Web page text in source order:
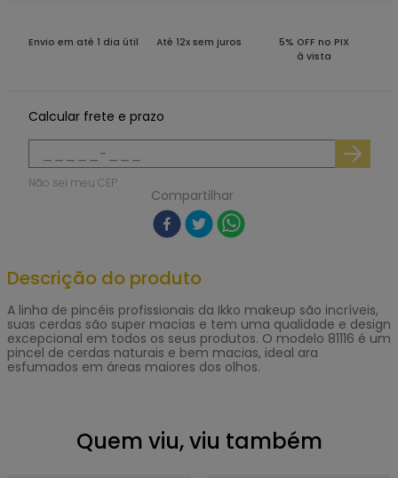
Envio em até 1 dia útil Até 12x sem juros
5% OFF no PIX
à vista
Calcular frete e prazo
Não sei meu CEP
Compartilhar
Descrição do produto
A linha de pincéis profissionais da Ikko makeup são incríveis,
suas cerdas são super macias e tem uma qualidade e design
excepcional em todos os seus produtos. O modelo 81116 é um
pincel de cerdas naturais e bem macias, ideal ara
esfumados em áreas maiores dos olhos.
Quem viu, viu também